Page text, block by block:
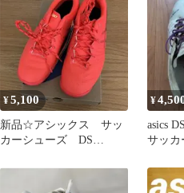
¥5,100
新品☆アシックス サッ
カーシューズ DS
¥
asics
サッカ